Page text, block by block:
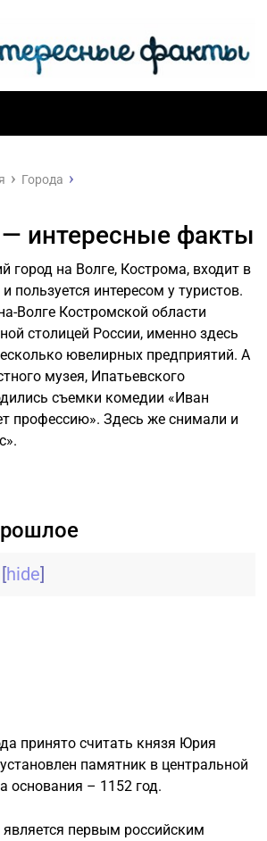
Города
интересные факты
город на Волге, Кострома, входит в
пользуется интересом у туристов.
Волге Костромской области
столицей России, именно здесь
ювелирных предприятий. А
музея, Ипатьевского
съемки комедии «Иван
профессию». Здесь же снимали и
[hide]
принято считать князя Юрия
памятник в центральной
основания – 1152 год.
первым российским